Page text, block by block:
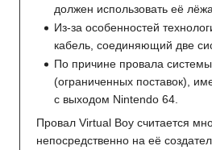
должен использовать её
Из-за особенностей
кабель, соединяющий две
По причине провала
(ограниченных поставок),
с выходом Nintendo 64.
Провал Virtual Boy считается
непосредственно на её